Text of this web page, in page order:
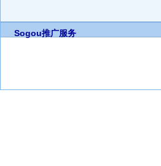
Sogou推广服务